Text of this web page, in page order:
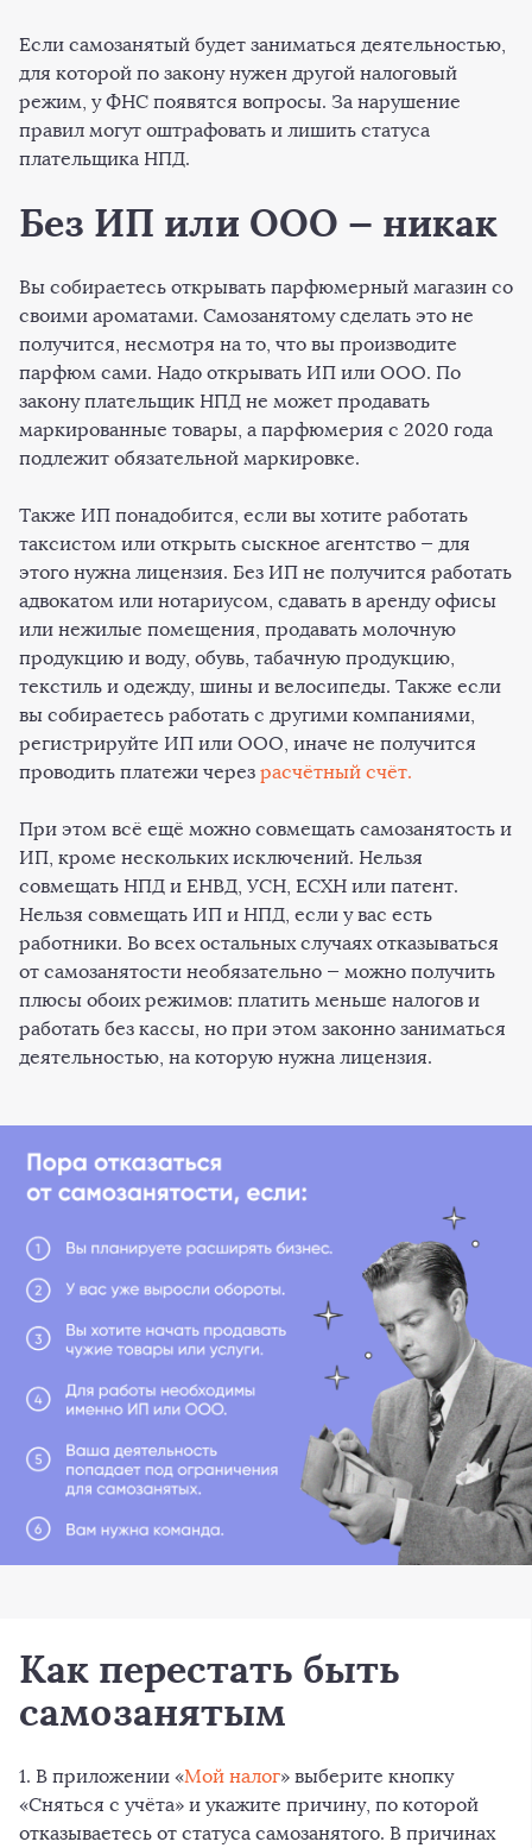
Если самозанятый будет заниматься деятельностью,
для которой по закону нужен другой налоговый
режим, у ФНС появятся вопросы. За нарушение
правил могут оштрафовать и лишить статуса
плательщика НПД.
Без ИП или ООО — никак
Вы собираетесь открывать парфюмерный магазин со
своими ароматами. Самозанятому сделать это не
получится, несмотря на то, что вы производите
парфюм сами. Надо открывать ИП или ООО. По
закону плательщик НПД не может продавать
маркированные товары, а парфюмерия с 2020 года
подлежит обязательной маркировке.
Также ИП понадобится, если вы хотите работать
таксистом или открыть сыскное агентство — для
этого нужна лицензия. Без ИП не получится работать
адвокатом или нотариусом, сдавать в аренду офисы
или нежилые помещения, продавать молочную
продукцию и воду, обувь, табачную продукцию,
текстиль и одежду, шины и велосипеды. Также если
вы собираетесь работать с другими компаниями,
регистрируйте ИП или ООО, иначе не получится
проводить платежи через расчётный счёт.
При этом всё ещё можно совмещать самозанятость и
ИП, кроме нескольких исключений. Нельзя
совмещать НПД и ЕНВД, УСН, ЕСХН или патент.
Нельзя совмещать ИП и НПД, если у вас есть
работники. Во всех остальных случаях отказываться
от самозанятости необязательно — можно получить
плюсы обоих режимов: платить меньше налогов и
работать без кассы, но при этом законно заниматься
деятельностью, на которую нужна лицензия.
Как перестать быть
самозанятым
1. В приложении «Мой налог» выберите кнопку
«Сняться с учёта» и укажите причину, по которой
отказываетесь от статуса самозанятого. В причинах